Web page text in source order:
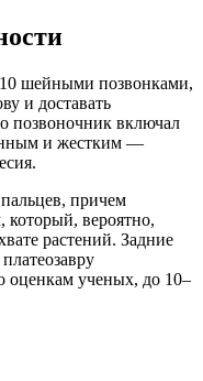
шейными позвонками,
и доставать
позвоночник включал
и жестким —
причем
вероятно,
растений. Задние
оценкам ученых, до 10–